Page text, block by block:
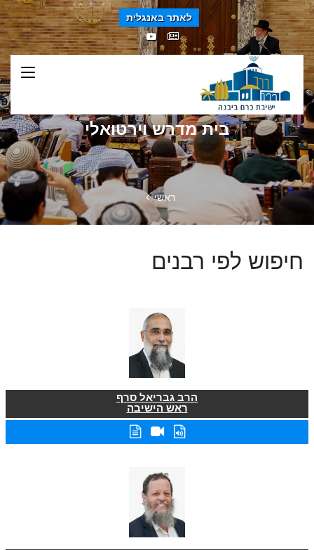
לאתר באנגלית
בית מדרש וירטואלי
ראשי
חיפוש לפי רבנים
הרב גבריאל סרף
ראש הישיבה